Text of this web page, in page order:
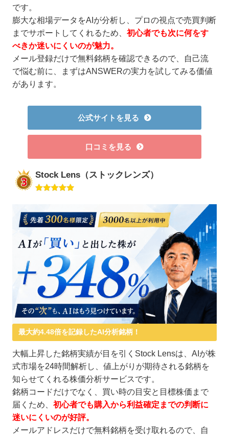
です。
膨大な相場データをAIが分析し、プロの視点で売買判断
までサポートしてくれるため、初心者でも次に何をす
べきか迷いにくいのが魅力。
メール登録だけで無料銘柄を確認できるので、自己流
で悩む前に、まずはANSWERの実力を試してみる価値
があります。
公式サイトを見る
口コミを見る
Stock Lens（ストックレンズ）
最大約4.48倍を記録したAI分析銘柄！
大幅上昇した銘柄実績が目を引くStock Lensは、AIが株
式市場を24時間解析し、値上がりが期待される銘柄を
知らせてくれる株価分析サービスです。
銘柄コードだけでなく、買い時の目安と目標株価まで
届くため、初心者でも購入から利益確定までの判断に
迷いにくいのが好評。
メールアドレスだけで無料銘柄を受け取れるので、自